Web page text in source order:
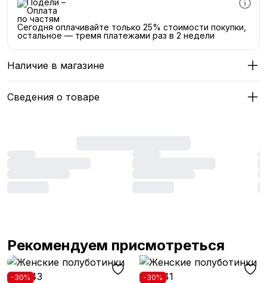
Сегодня оплачивайте только 25% стоимости покупки,
остальное — тремя платежами раз в 2 недели
Наличие в магазине
Сведения о товаре
Рекомендуем присмотреться
-30%
-30%